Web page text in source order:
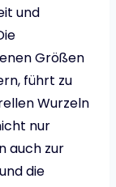
und
Größen
führt zu
Wurzeln
nur
auch zur
die